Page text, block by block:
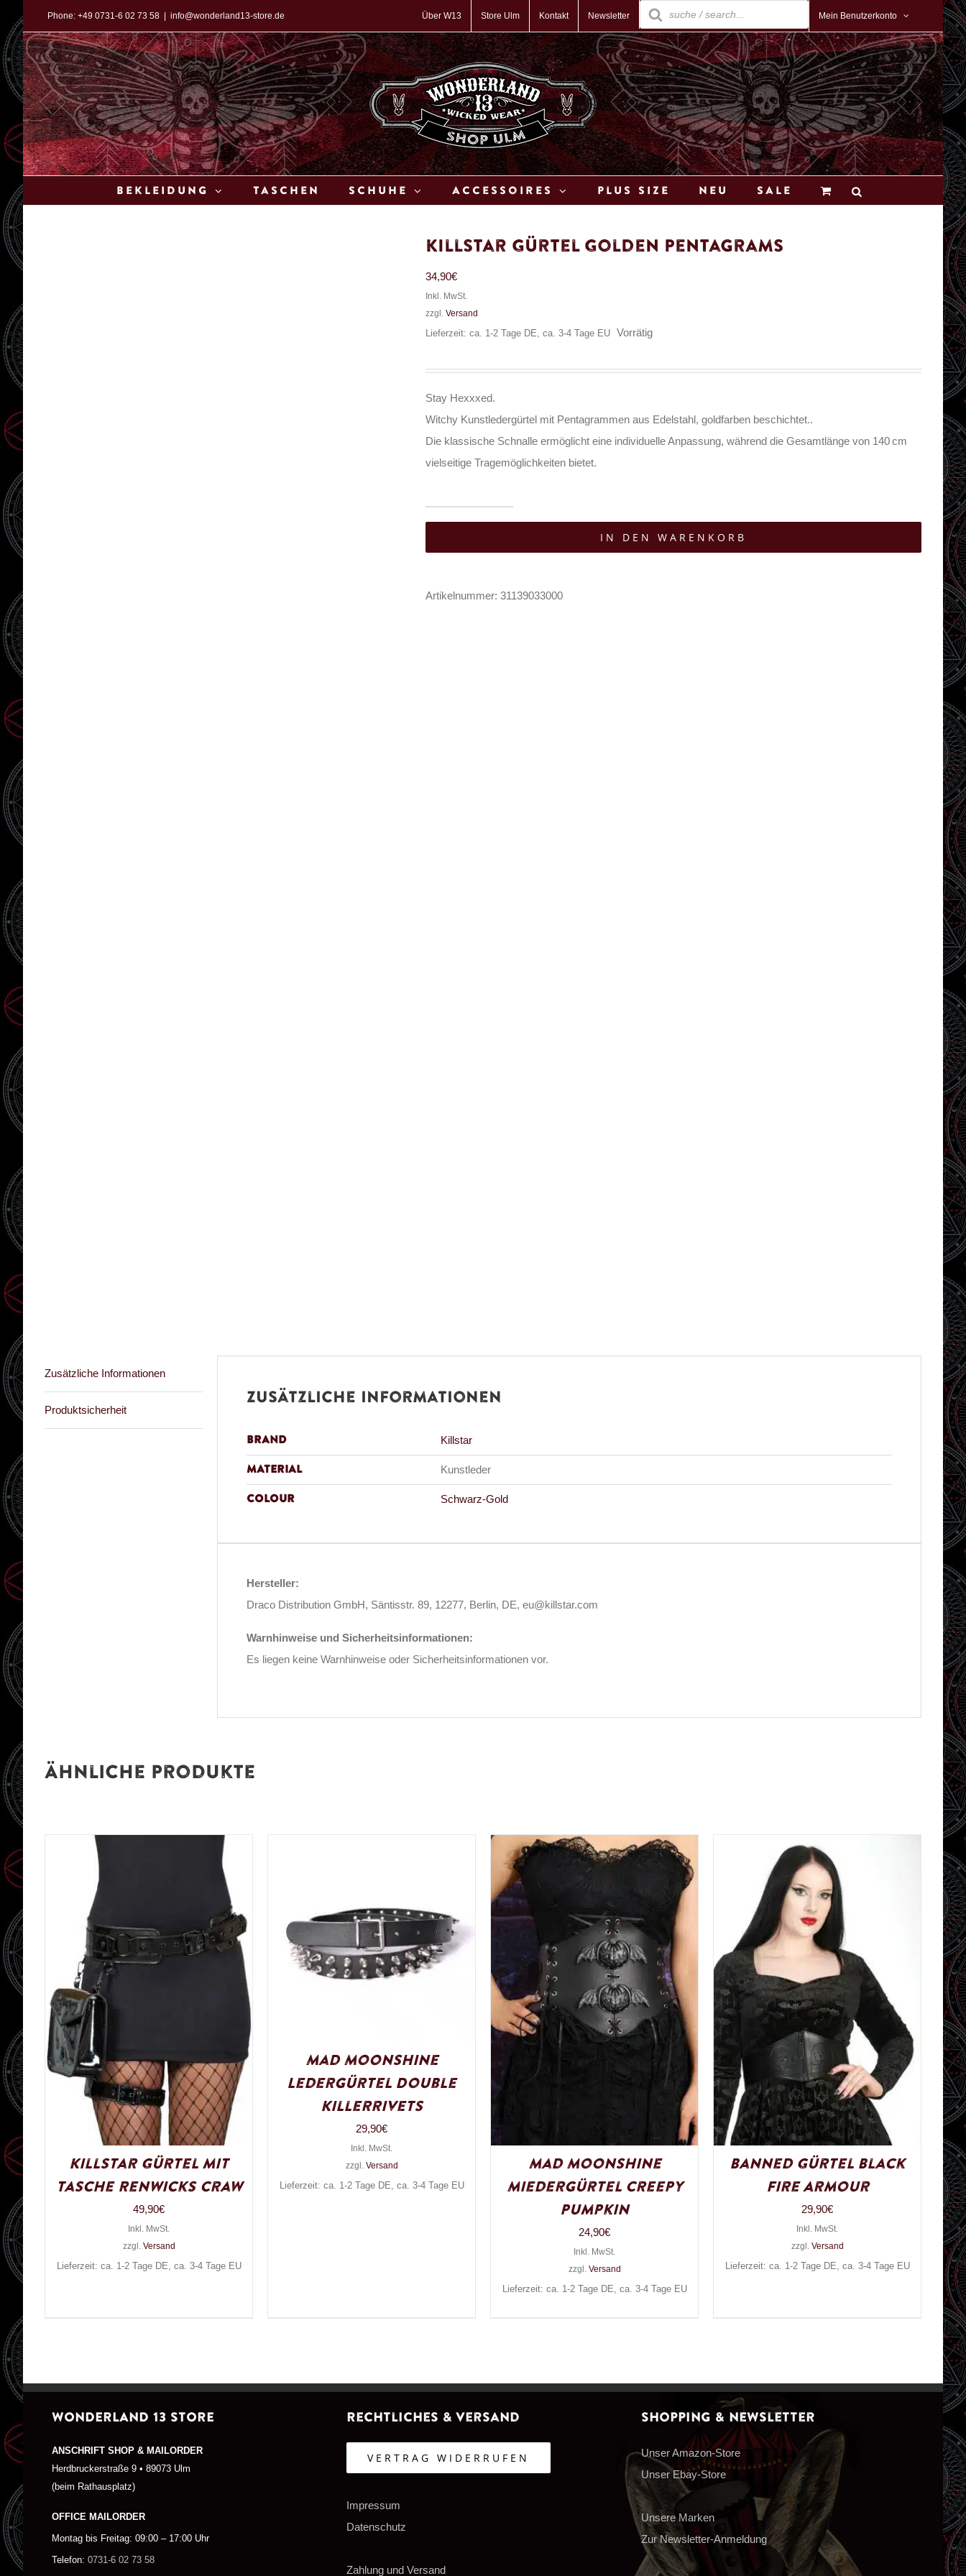
Inhalt
springen
Phone: +49 0731-6 02 73 58 info@wonderland13-store.de Über W13 Store Ulm Kontakt Newsletter
Products
search
Mein Benutzerkonto
Bekleidung Taschen Schuhe Accessoires Plus Size Neu Sale
Killstar Gürtel Golden Pentagrams
34,90€
Inkl. MwSt.
zzgl. Versand
Lieferzeit: ca. 1-2 Tage DE, ca. 3-4 Tage EU
Vorrätig
Stay Hexxxed.
Witchy Kunstledergürtel mit Pentagrammen aus Edelstahl, goldfarben beschichtet..
Die klassische Schnalle ermöglicht eine individuelle Anpassung, während die Gesamtlänge von 140 cm
vielseitige Tragemöglichkeiten bietet.
Menge
IN DEN WARENKORB
Artikelnummer: 31139033000
Zusätzliche Informationen
Produktsicherheit
Zusätzliche Informationen
Brand Killstar
Material Kunstleder
Colour Schwarz-Gold
Hersteller:
Draco Distribution GmbH, Säntisstr. 89, 12277, Berlin, DE, eu@killstar.com
Warnhinweise und Sicherheitsinformationen:
Es liegen keine Warnhinweise oder Sicherheitsinformationen vor.
Ähnliche Produkte
Killstar Gürtel mit
Tasche Renwicks Craw
49,90€
Inkl. MwSt.
zzgl. Versand
Lieferzeit: ca. 1-2 Tage DE, ca. 3-4 Tage EU
Mad Moonshine
Ledergürtel Double
Killerrivets
29,90€
Inkl. MwSt.
zzgl. Versand
Lieferzeit: ca. 1-2 Tage DE, ca. 3-4 Tage EU
Mad Moonshine
Miedergürtel Creepy
Pumpkin
24,90€
Inkl. MwSt.
zzgl. Versand
Lieferzeit: ca. 1-2 Tage DE, ca. 3-4 Tage EU
Banned Gürtel Black
Fire Armour
29,90€
Inkl. MwSt.
zzgl. Versand
Lieferzeit: ca. 1-2 Tage DE, ca. 3-4 Tage EU
WONDERLAND 13 STORE
ANSCHRIFT SHOP & MAILORDER
Herdbruckerstraße 9 • 89073 Ulm
(beim Rathausplatz)
OFFICE MAILORDER
Montag bis Freitag: 09:00 – 17:00 Uhr
Telefon: 0731-6 02 73 58
Rechtliches & Versand
VERTRAG WIDERRUFEN
Impressum
Datenschutz
Zahlung und Versand
Shopping & Newsletter
Unser Amazon-Store
Unser Ebay-Store
Unsere Marken
Zur Newsletter-Anmeldung